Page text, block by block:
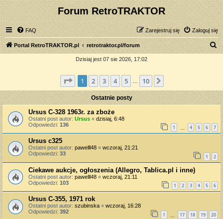
Forum RetroTRAKTOR
FAQ Zaloguj się
Zarejestruj się
Portal RetroTRAKTOR.pl retrotraktor.pl/forum
a
j
Dzisiaj jest 07 sie 2026, 17:02
Strona z10
1 2 3 4 5 10
Ostatnie posty
Ursus C-328 1963r. za zboże
Ostatni post autor: Ursus « dzisiaj, 6:48
Odpowiedzi: 136 1 4 5 6 7
Ursus c325
Ostatni post autor: pawelll48 « wczoraj, 21:21
Odpowiedzi: 33 1 2
Ciekawe aukcje, ogłoszenia (Allegro, Tablica.pl i inne)
Ostatni post autor: pawelll48 « wczoraj, 21:11
Odpowiedzi: 103 1 2 3 4 5 6
Ursus C-355, 1971 rok
Ostatni post autor: szubinska « wczoraj, 16:28
Odpowiedzi: 392 1 17 18 19 20